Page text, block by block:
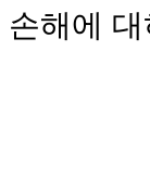
손해에